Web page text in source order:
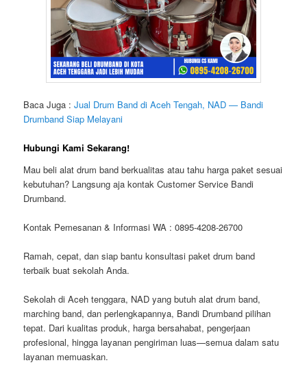
Baca Juga :Jual Drum Band di Aceh Tengah, NAD — Bandi
Drumband Siap Melayani
Hubungi Kami Sekarang!
Mau beli alat drum band berkualitas atau tahu harga paket sesuai
kebutuhan? Langsung aja kontak Customer Service Bandi
Drumband.
Kontak Pemesanan & Informasi WA : 0895-4208-26700
Ramah, cepat, dan siap bantu konsultasi paket drum band
terbaik buat sekolah Anda.
Sekolah di Aceh tenggara, NAD yang butuh alat drum band,
marching band, dan perlengkapannya, Bandi Drumband pilihan
tepat. Dari kualitas produk, harga bersahabat, pengerjaan
profesional, hingga layanan pengiriman luas—semua dalam satu
layanan memuaskan.